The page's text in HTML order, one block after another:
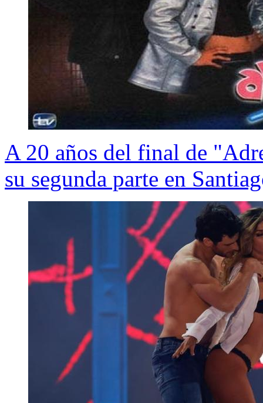
A 20 años del final de
su segunda parte en